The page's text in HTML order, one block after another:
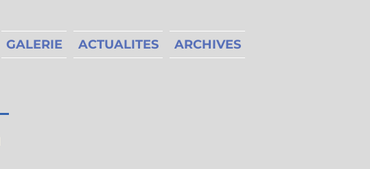
GALERIE ACTUALITES ARCHIVES